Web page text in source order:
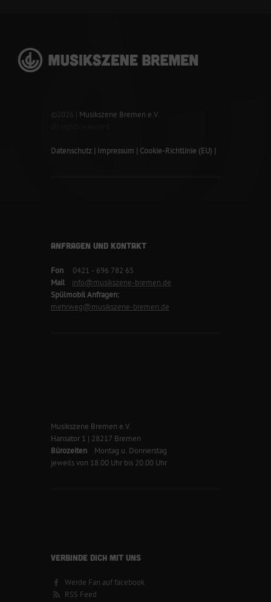
©2026 | Musikszene Bremen e.V.
Datenschutz Impressum Cookie-Richtlinie (EU)
ANFRAGEN UND KONTAKT
Fon
0421 - 696 782 65
Mail
info@musikszene-bremen.de
Spülmobil Anfragen:
mehrweg@musikszene-bremen.de
Musikszene Bremen e.V.
Hansator 1 | 28217 Bremen
Bürozeiten
Montag u. Donnerstag
jeweils von 18.00 Uhr bis 20.00 Uhr
VERBINDE DICH MIT UNS
Werde Fan auf facebook
RSS Feed